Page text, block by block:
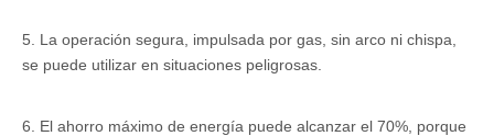
5. La operación segura, impulsada por gas, sin arco ni chispa,
se puede utilizar en situaciones peligrosas.
6. El ahorro máximo de energía puede alcanzar el 70%, porque